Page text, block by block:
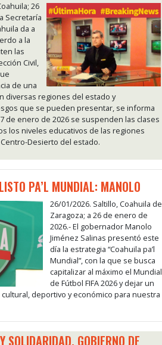
26
Secretaría
da a
a la
las
Civil,
de una
diversas regiones del estado y
que se pueden presentar, se informa
de enero de 2026 se suspenden las clases
los niveles educativos de las regiones
Desierto del estado.
PA’L MUNDIAL: MANOLO
26/01/2026. Saltillo, Coahuila de
Zaragoza; a 26 de enero de
2026.- El gobernador Manolo
Jiménez Salinas presentó este
día la estrategia “Coahuila pa’l
Mundial”, con la que se busca
capitalizar al máximo el Mundial
de Fútbol FIFA 2026 y dejar un
deportivo y económico para nuestra
SOLIDARIDAD, GOBIERNO DE